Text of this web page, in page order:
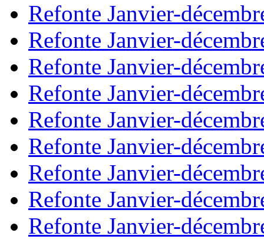
Refonte Janvier-
Refonte Janvier-
Refonte Janvier-
Refonte Janvier-
Refonte Janvier-
Refonte Janvier-
Refonte Janvier-
Refonte Janvier-
Refonte Janvier-